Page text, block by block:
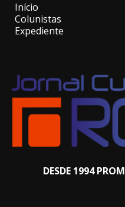
Início
Colunistas
Expediente
DESDE 1994